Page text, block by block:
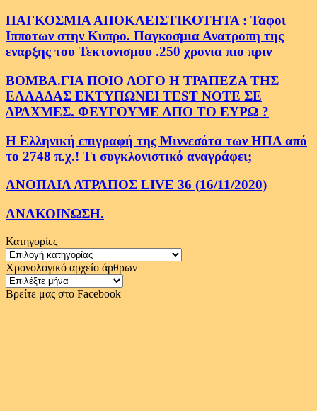
ΠΑΓΚΟΣΜΙΑ ΑΠΟΚΛΕΙΣΤΙΚΟΤΗΤΑ : Ταφοι
Ιπποτων στην Κυπρο. Παγκοσμια Ανατροπη της
εναρξης του Τεκτονισμου .250 χρονια πιο πριν
ΒΟΜΒΑ.ΓΙΑ ΠΟΙΟ ΛΟΓΟ Η ΤΡΑΠΕΖΑ ΤΗΣ
ΕΛΛΑΔΑΣ ΕΚΤΥΠΩΝΕΙ TEST NOTE ΣΕ
ΔΡΑΧΜΕΣ. ΦΕΥΓΟΥΜΕ ΑΠΟ ΤΟ ΕΥΡΩ ?
Η Ελληνική επιγραφή της Μιννεσότα των ΗΠΑ από
το 2748 π.χ.! Τι συγκλονιστικό αναγράφει;
ΑΝΟΠΑΙΑ ΑΤΡΑΠΟΣ LIVE 36 (16/11/2020)
ΑΝΑΚΟΙΝΩΣΗ.
Κατηγορίες
Κατηγορίες
Χρονολογικό αρχείο άρθρων
Χρονολογικό
αρχείο
Βρείτε μας στο Facebook